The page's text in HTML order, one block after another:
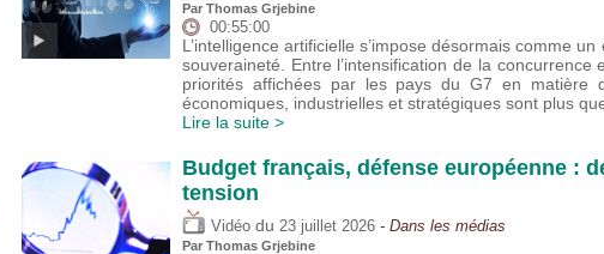
Par Thomas Grjebine
00:55:00
L’intelligence artificielle s’impose désormais comme
souveraineté. Entre l’intensification de la
priorités affichées par les pays du G7 en matière
économiques, industrielles et stratégiques sont plus
Lire la suite >
Budget français, défense européenne :
tension
Vidéo du 23 juillet 2026 - Dans les médias
Par Thomas Grjebine